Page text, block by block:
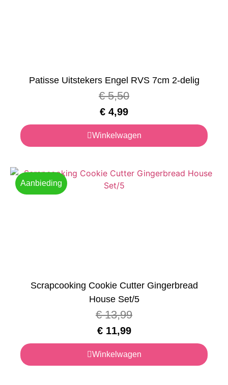
Patisse Uitstekers Engel RVS 7cm 2-delig
€5,50
€ 4,99
Winkelwagen
Aanbieding
Scrapcooking Cookie Cutter Gingerbread
House Set/5
€13,99
€11,99
Winkelwagen